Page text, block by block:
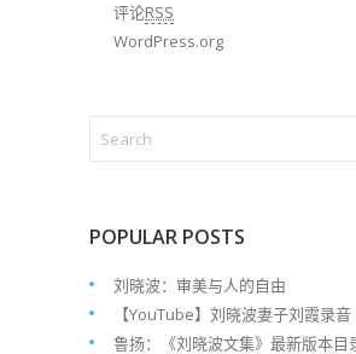
评论RSS
WordPress.org
POPULAR POSTS
刘晓波：审美与人的自由
【YouTube】刘晓波妻子刘霞录音
鲁扬：《刘晓波文集》最新版本目